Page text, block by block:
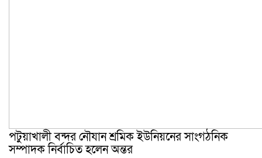
পটুয়াখালী বন্দর নৌযান শ্রমিক ইউনিয়নের সাংগঠনিক
সম্পাদক নির্বাচিত হলেন অন্তর